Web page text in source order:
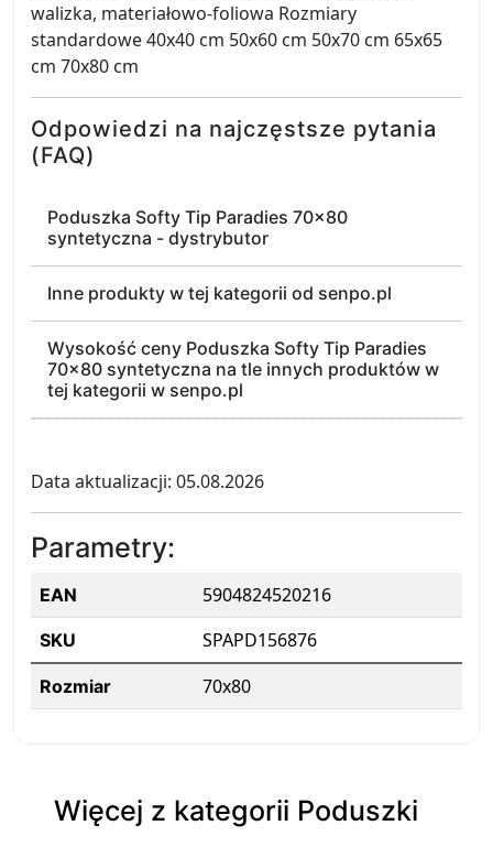
walizka, materiałowo-foliowa Rozmiary
standardowe 40x40 cm 50x60 cm 50x70 cm 65x65
cm 70x80 cm
Odpowiedzi na najczęstsze pytania
(FAQ)
Poduszka Softy Tip Paradies 70x80
syntetyczna - dystrybutor
Inne produkty w tej kategorii od senpo.pl
Wysokość ceny Poduszka Softy Tip Paradies
70x80 syntetyczna na tle innych produktów w
tej kategorii w senpo.pl
Data aktualizacji: 05.08.2026
Parametry:
EAN 5904824520216
SKU SPAPD156876
Rozmiar 70x80
Więcej z kategorii Poduszki